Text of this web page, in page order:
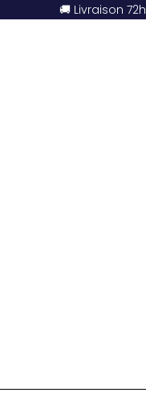
🚚 Livraison 72h